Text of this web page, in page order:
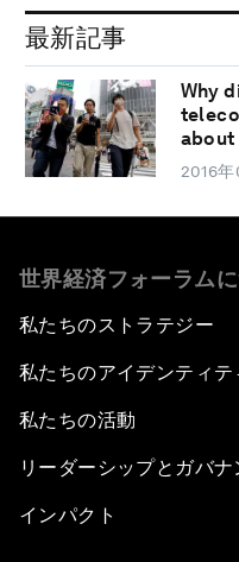
最新記事
Why
about
2016年
世界経済フォーラム
私たちのストラテジー
私たちのアイデンティテ
私たちの活動
リーダーシップとガバナ
インパクト